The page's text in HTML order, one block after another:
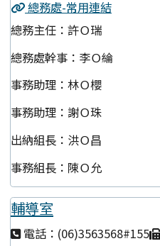
總務處-常用連結
總務主任：許Ｏ瑞
總務處幹事：李Ｏ綸
事務助理：林Ｏ櫻
事務助理：謝Ｏ珠
出納組長：洪Ｏ昌
事務組長：陳Ｏ允
輔導室
電話：(06)3563568#155